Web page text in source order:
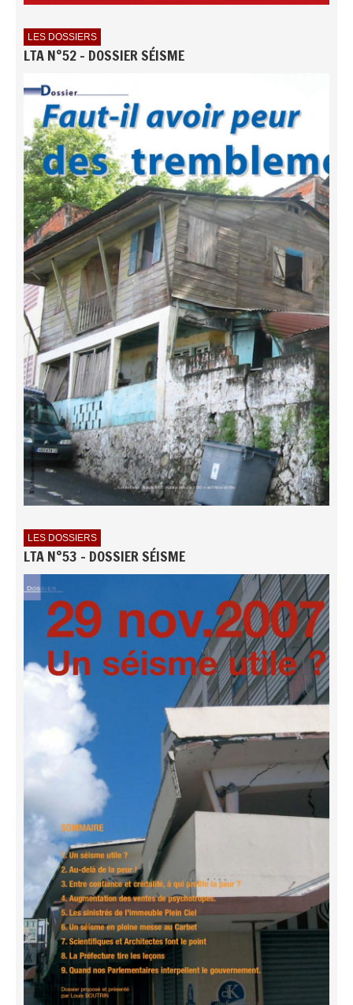
LES DOSSIERS
LTA N°52 - DOSSIER SÉISME
LES DOSSIERS
LTA N°53 - DOSSIER SÉISME